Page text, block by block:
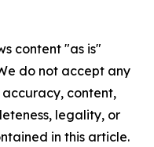
content "as is"
do not accept any
content,
legality, or
in this article.